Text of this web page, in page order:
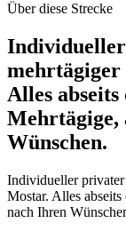
Über diese Strecke
mehrtägiger
Alles
Mehrtägige,
Wünschen.
Individueller privater
Mostar. Alles
nach Ihren